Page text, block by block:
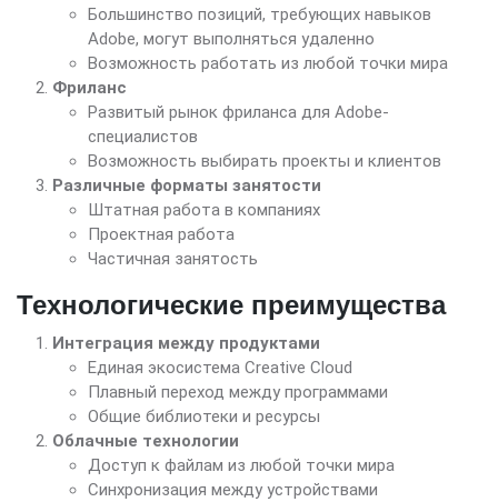
Большинство позиций, требующих навыков
Adobe, могут выполняться удаленно
Возможность работать из любой точки мира
Фриланс
Развитый рынок фриланса для Adobe-
специалистов
Возможность выбирать проекты и клиентов
Различные форматы занятости
Штатная работа в компаниях
Проектная работа
Частичная занятость
Технологические преимущества
Интеграция между продуктами
Единая экосистема Creative Cloud
Плавный переход между программами
Общие библиотеки и ресурсы
Облачные технологии
Доступ к файлам из любой точки мира
Синхронизация между устройствами